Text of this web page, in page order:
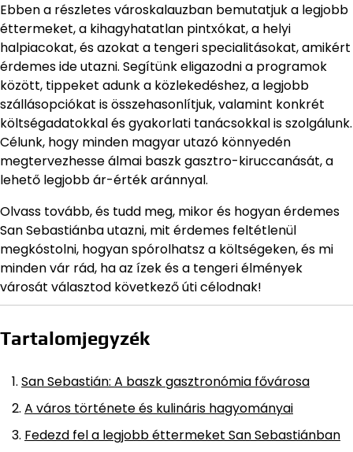
Ebben a részletes városkalauzban bemutatjuk a legjobb
éttermeket, a kihagyhatatlan pintxókat, a helyi
halpiacokat, és azokat a tengeri specialitásokat, amikért
érdemes ide utazni. Segítünk eligazodni a programok
között, tippeket adunk a közlekedéshez, a legjobb
szállásopciókat is összehasonlítjuk, valamint konkrét
költségadatokkal és gyakorlati tanácsokkal is szolgálunk.
Célunk, hogy minden magyar utazó könnyedén
megtervezhesse álmai baszk gasztro-kiruccanását, a
lehető legjobb ár-érték aránnyal.
Olvass tovább, és tudd meg, mikor és hogyan érdemes
San Sebastiánba utazni, mit érdemes feltétlenül
megkóstolni, hogyan spórolhatsz a költségeken, és mi
minden vár rád, ha az ízek és a tengeri élmények
városát választod következő úti célodnak!
Tartalomjegyzék
San Sebastián: A baszk gasztronómia fővárosa
A város története és kulináris hagyományai
Fedezd fel a legjobb éttermeket San Sebastiánban